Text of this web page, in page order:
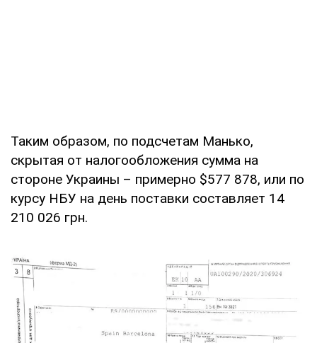
Таким образом, по подсчетам Манько,
скрытая от налогообложения сумма на
стороне Украины – примерно $577 878, или по
курсу НБУ на день поставки составляет 14
210 026 грн.